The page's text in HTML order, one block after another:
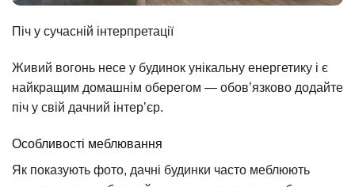
Піч у сучасній інтерпретації
Живий вогонь несе у будинок унікальну енергетику і є
найкращим домашнім оберегом — обов’язково додайте
піч у свій дачний інтер’єр.
Особливості меблювання
Як показують фото, дачні будинки часто меблюють